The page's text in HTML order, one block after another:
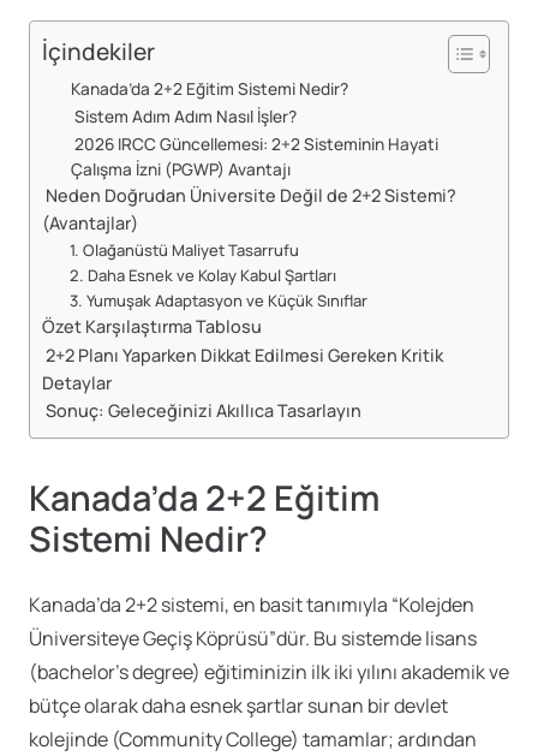
İçindekiler
Kanada’da 2+2 Eğitim Sistemi Nedir?
Sistem Adım Adım Nasıl İşler?
2026 IRCC Güncellemesi: 2+2 Sisteminin Hayati
Çalışma İzni (PGWP) Avantajı
Neden Doğrudan Üniversite Değil de 2+2 Sistemi?
(Avantajlar)
1. Olağanüstü Maliyet Tasarrufu
2. Daha Esnek ve Kolay Kabul Şartları
3. Yumuşak Adaptasyon ve Küçük Sınıflar
Özet Karşılaştırma Tablosu
2+2 Planı Yaparken Dikkat Edilmesi Gereken Kritik
Detaylar
Sonuç: Geleceğinizi Akıllıca Tasarlayın
Kanada’da 2+2 Eğitim
Sistemi Nedir?
Kanada’da 2+2 sistemi, en basit tanımıyla “Kolejden
Üniversiteye Geçiş Köprüsü”dür. Bu sistemde lisans
(bachelor’s degree) eğitiminizin ilk iki yılını akademik ve
bütçe olarak daha esnek şartlar sunan bir devlet
kolejinde (Community College) tamamlar; ardından